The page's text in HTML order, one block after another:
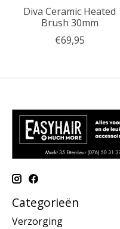
Diva Ceramic Heated
Brush 30mm
€69,95
Categorieën
Verzorging